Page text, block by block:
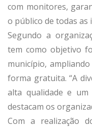
com monitores,
o público de todas as
Segundo a
tem como objetivo
município,
forma gratuita. “A
alta qualidade e um
destacam os
Com a realização